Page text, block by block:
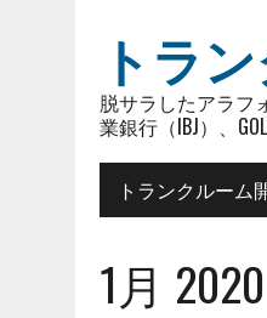
トラ
脱サラしたアラフ
業銀行（IBJ）、
トランクルーム
1月 2020